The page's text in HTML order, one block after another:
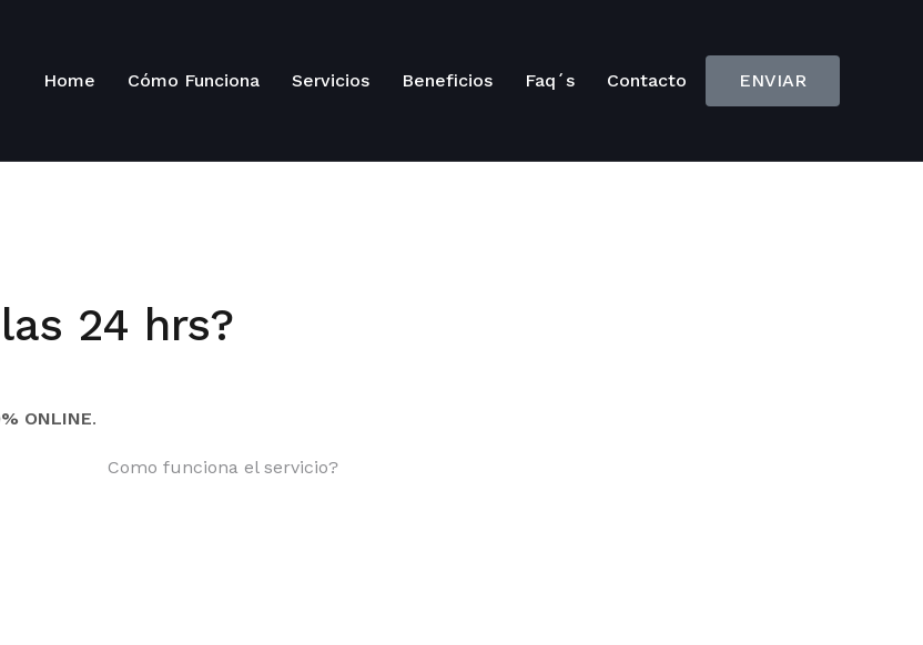
Home Cómo Funciona Servicios Beneficios Faq´s Contacto ENVIAR
24 hrs?
ONLINE.
Como funciona el servicio?